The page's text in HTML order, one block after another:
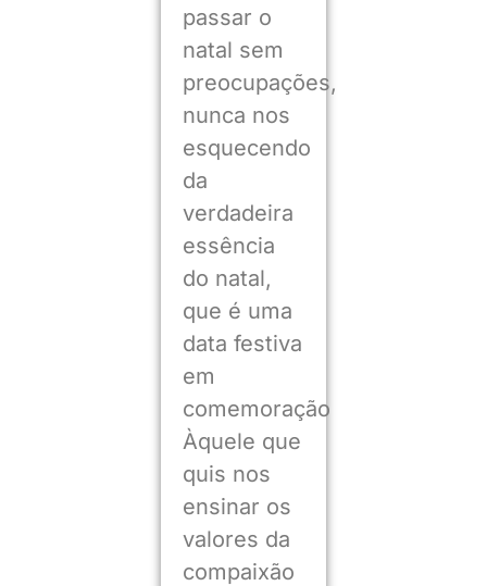
passar o
natal sem
preocupações,
nunca nos
esquecendo
da
verdadeira
essência
do natal,
que é uma
data festiva
em
comemoração
Àquele que
quis nos
ensinar os
valores da
compaixão